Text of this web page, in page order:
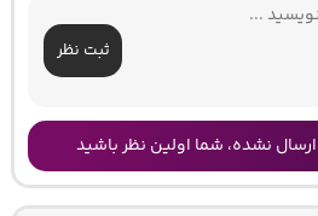
ثبت نظر
نشده، شما اولین نظر باشید